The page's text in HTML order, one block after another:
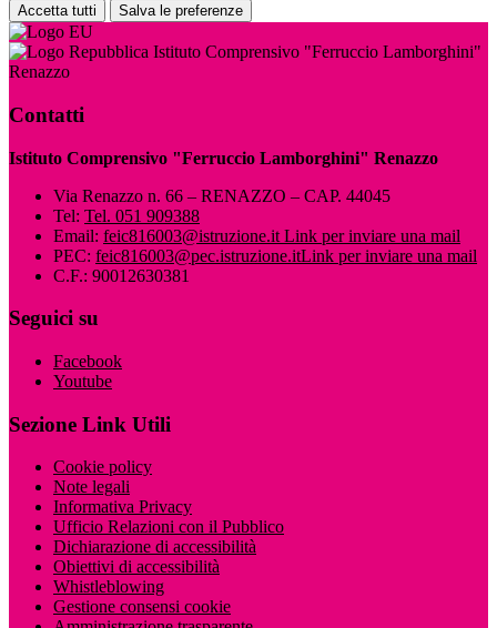
Accetta tutti Salva le preferenze
Istituto Comprensivo "Ferruccio Lamborghini"
Renazzo
Contatti
Istituto Comprensivo "Ferruccio Lamborghini" Renazzo
Via Renazzo n. 66 – RENAZZO – CAP. 44045
Tel: Tel. 051 909388
Email: feic816003@istruzione.it Link per inviare una mail
PEC: feic816003@pec.istruzione.itLink per inviare una mail
C.F.: 90012630381
Seguici su
Facebook
Youtube
Sezione Link Utili
Cookie policy
Note legali
Informativa Privacy
Ufficio Relazioni con il Pubblico
Dichiarazione di accessibilità
Obiettivi di accessibilità
Whistleblowing
Gestione consensi cookie